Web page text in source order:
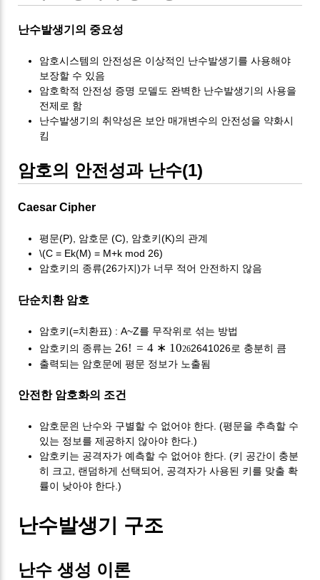
난수발생기의 중요성
암호시스템의 안전성은 이상적인 난수발생기를 사용해야
보장할 수 있음
암호학적 안전성 증명 모델도 완벽한 난수발생기의 사용을
전제로 함
난수발생기의 취약성은 보안 매개변수의 안전성을 약화시
킴
암호의 안전성과 난수(1)
Caesar Cipher
평문(P), 암호문 (C), 암호키(K)의 관계
\(C = Ek(M) = M+k mod 26)
암호키의 종류(26가지)가 너무 적어 안전하지 않음
단순치환 암호
암호키(=치환표) : A~Z를 무작위로 섞는 방법
암호키의 종류는 26! = 4 ∗ 10262641026로 충분히 큼
출력되는 암호문에 평문 정보가 노출됨
안전한 암호화의 조건
암호문읜 난수와 구별할 수 없어야 한다. (평문을 추측할 수
있는 정보를 제공하지 않아야 한다.)
암호키는 공격자가 예측할 수 없어야 한다. (키 공간이 충분
히 크고, 랜덤하게 선택되어, 공격자가 사용된 키를 맞출 확
률이 낮아야 한다.)
난수발생기 구조
난수 생성 이론